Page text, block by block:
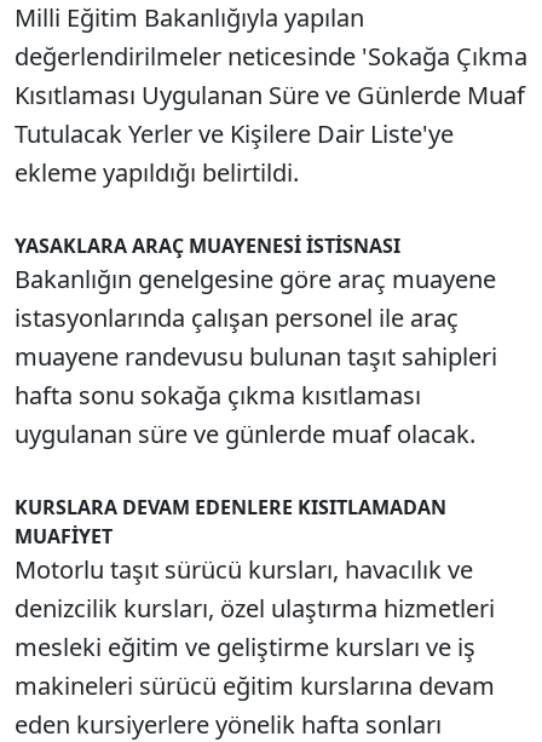
Milli Eğitim Bakanlığıyla yapılan
değerlendirilmeler neticesinde 'Sokağa Çıkma
Kısıtlaması Uygulanan Süre ve Günlerde Muaf
Tutulacak Yerler ve Kişilere Dair Liste'ye
ekleme yapıldığı belirtildi.
YASAKLARA ARAÇ MUAYENESİ İSTİSNASI
Bakanlığın genelgesine göre araç muayene
istasyonlarında çalışan personel ile araç
muayene randevusu bulunan taşıt sahipleri
hafta sonu sokağa çıkma kısıtlaması
uygulanan süre ve günlerde muaf olacak.
KURSLARA DEVAM EDENLERE KISITLAMADAN
MUAFİYET
Motorlu taşıt sürücü kursları, havacılık ve
denizcilik kursları, özel ulaştırma hizmetleri
mesleki eğitim ve geliştirme kursları ve iş
makineleri sürücü eğitim kurslarına devam
eden kursiyerlere yönelik hafta sonları